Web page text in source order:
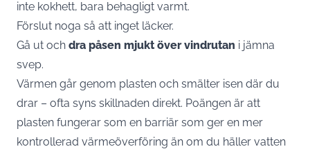
inte kokhett, bara behagligt varmt.
Förslut noga så att inget läcker.
Gå ut och dra påsen mjukt över vindrutan i jämna
svep.
Värmen går genom plasten och smälter isen där du
drar – ofta syns skillnaden direkt. Poängen är att
plasten fungerar som en barriär som ger en mer
kontrollerad värmeöverföring än om du häller vatten